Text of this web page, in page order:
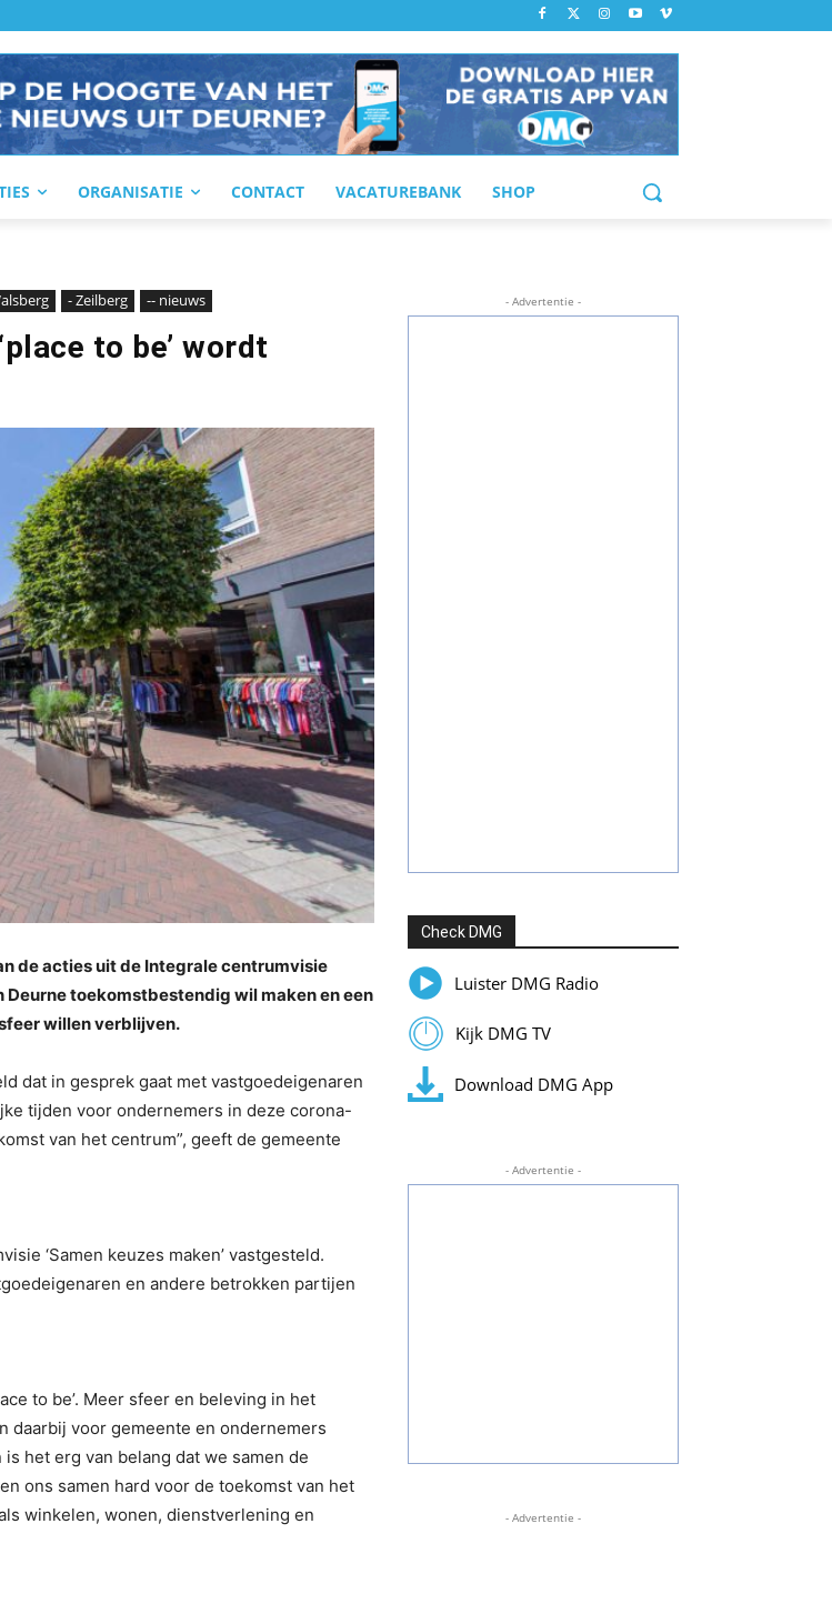
ORGANISATIE CONTACT VACATUREBANK SHOP
- Zeilberg -- nieuws
to be’ wordt
de acties uit de Integrale centrumvisie
Deurne toekomstbestendig wil maken en een
willen verblijven.
dat in gesprek gaat met vastgoedeigenaren
tijden voor ondernemers in deze corona-
van het centrum”, geeft de gemeente
‘Samen keuzes maken’ vastgesteld.
en andere betrokken partijen
to be’. Meer sfeer en beleving in het
daarbij voor gemeente en ondernemers
het erg van belang dat we samen de
ons samen hard voor de toekomst van het
winkelen, wonen, dienstverlening en
- Advertentie -
Check DMG
Luister DMG Radio
Kijk DMG TV
Download DMG App
- Advertentie -
- Advertentie -